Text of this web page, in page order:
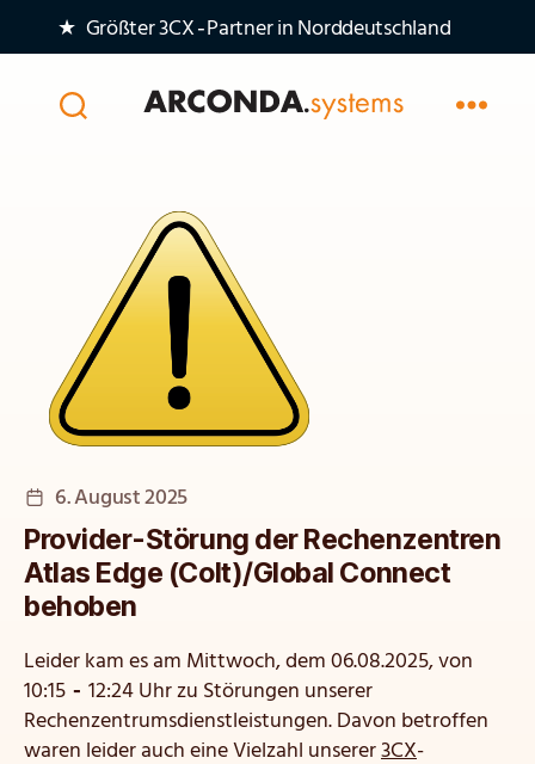
★ Größter 3CX‑Partner in Norddeutschland
Veröffentlichungsdatum
6. August 2025
Provider-Störung der Rechenzentren
Atlas Edge (Colt)/Global Connect
behoben
Leider kam es am Mittwoch, dem 06.08.2025, von
10:15 ‑ 12:24 Uhr zu Störungen unserer
Rechenzentrumsdienstleistungen. Davon betroffen
waren leider auch eine Vielzahl unserer3CX-